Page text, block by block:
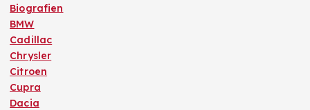
Biografien
BMW
Cadillac
Chrysler
Citroen
Cupra
Dacia